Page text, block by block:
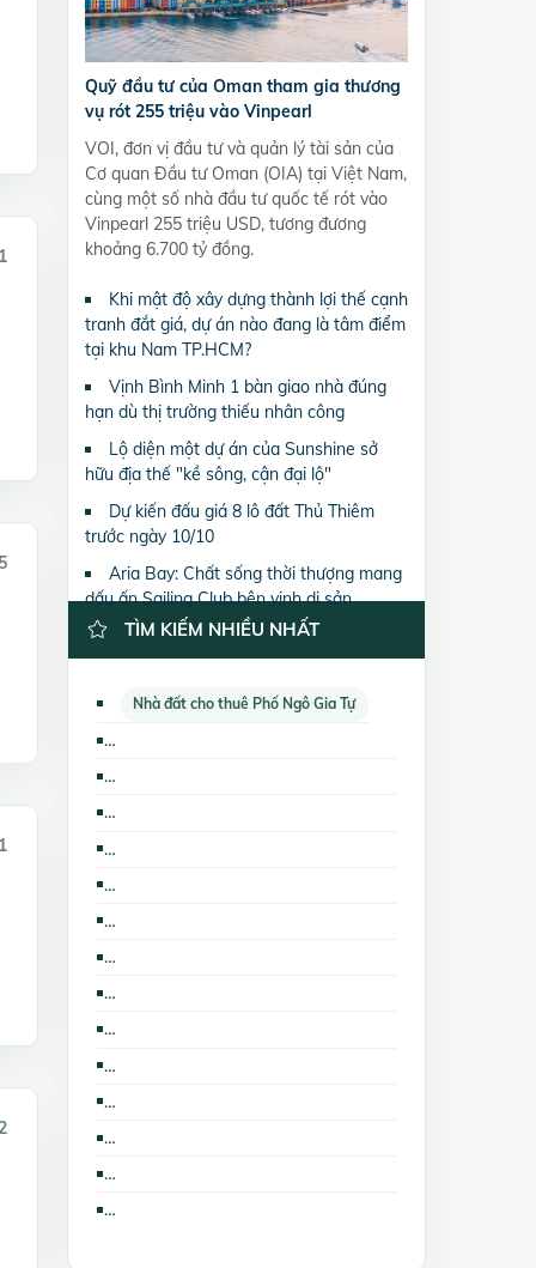
Quỹ đầu tư của Oman tham gia thương
vụ rót 255 triệu vào Vinpearl
VOI, đơn vị đầu tư và quản lý tài sản của
Cơ quan Đầu tư Oman (OIA) tại Việt Nam,
cùng một số nhà đầu tư quốc tế rót vào
Vinpearl 255 triệu USD, tương đương
khoảng 6.700 tỷ đồng.
Khi mật độ xây dựng thành lợi thế cạnh
tranh đắt giá, dự án nào đang là tâm điểm
tại khu Nam TP.HCM?
Vịnh Bình Minh 1 bàn giao nhà đúng
hạn dù thị trường thiếu nhân công
Lộ diện một dự án của Sunshine sở
hữu địa thế "kề sông, cận đại lộ"
Dự kiến đấu giá 8 lô đất Thủ Thiêm
trước ngày 10/10
Aria Bay: Chất sống thời thượng mang
dấu ấn Sailing Club bên vịnh di sản
TÌM KIẾM NHIỀU NHẤT
Nhà đất cho thuê Phố Ngô Gia Tự